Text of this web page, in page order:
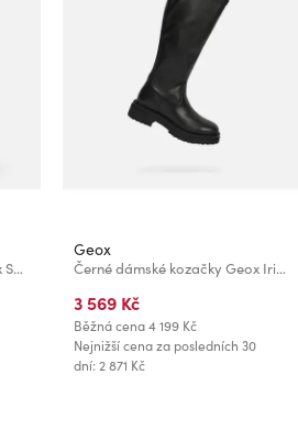
Černé dámské kozačky Geox Serilda
Geox
Černé dámské kozačky Geox Iridea
3 569 Kč
Běžná cena4 199 Kč
Nejnižší cena za posledních 30
dní: 2 871 Kč